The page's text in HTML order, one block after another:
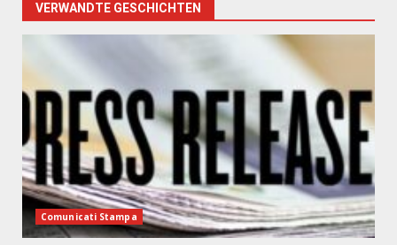
VERWANDTE GESCHICHTEN
Comunicati Stampa